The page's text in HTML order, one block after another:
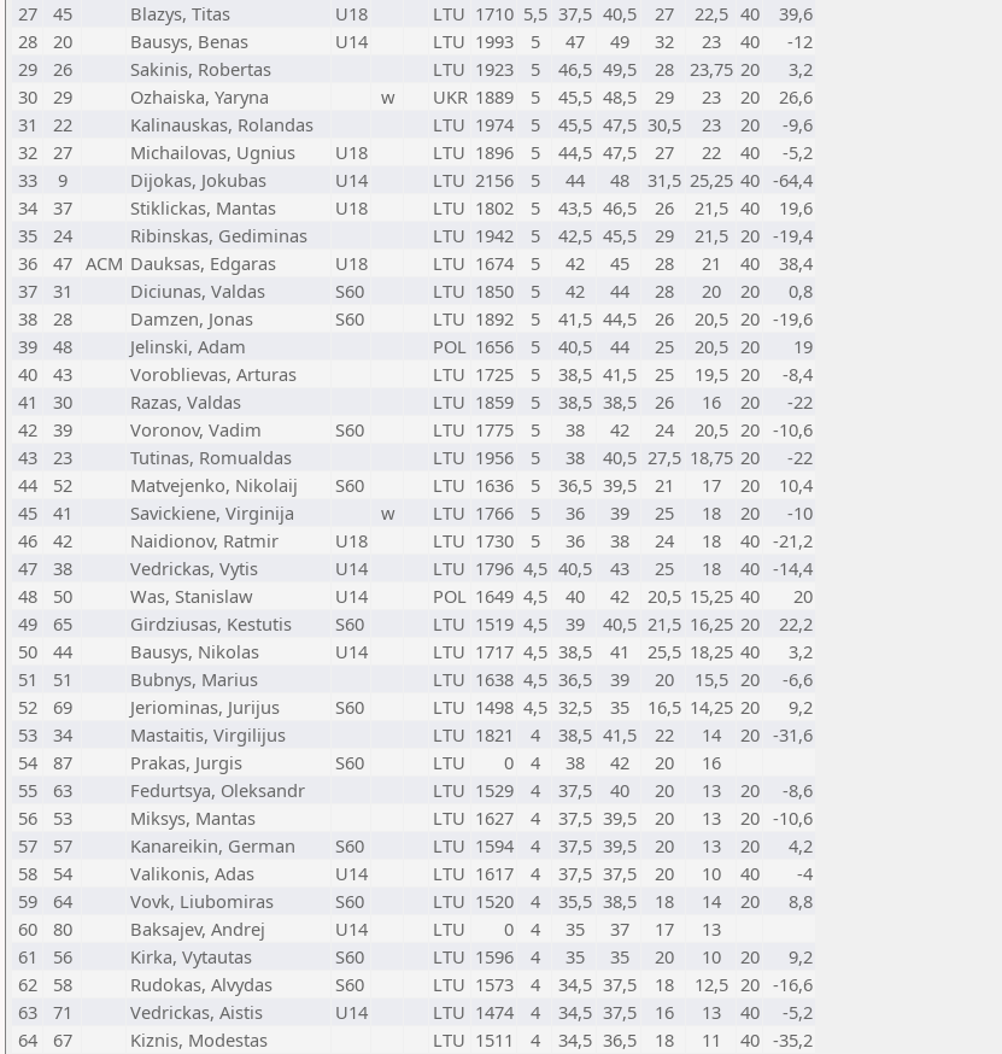
27
45 Blazys, Titas U18 LTU 1710 5,5 37,5 40,5 27 22,5 40
39,6
28
20 Bausys, Benas U14 LTU 1993 5 47 49 32 23 40
-12
29
26 Sakinis, Robertas LTU 1923 5 46,5 49,5 28 23,75 20
3,2
30
29 Ozhaiska, Yaryna w UKR 1889 5 45,5 48,5 29 23 20
26,6
31
22 Kalinauskas, Rolandas LTU 1974 5 45,5 47,5 30,5 23 20
-9,6
32
27 Michailovas, Ugnius U18 LTU 1896 5 44,5 47,5 27 22 40
-5,2
33
9 Dijokas, Jokubas U14 LTU 2156 5 44 48 31,5 25,25 40 -64,4
34
37 Stiklickas, Mantas U18 LTU 1802 5 43,5 46,5 26 21,5 40
19,6
35
24 Ribinskas, Gediminas LTU 1942 5 42,5 45,5 29 21,5 20 -19,4
36
47 ACM Dauksas, Edgaras U18 LTU 1674 5 42 45 28 21 40
38,4
37
31 Diciunas, Valdas S60 LTU 1850 5 42 44 28 20 20
0,8
38
28 Damzen, Jonas S60 LTU 1892 5 41,5 44,5 26 20,5 20 -19,6
39
48 Jelinski, Adam POL 1656 5 40,5 44 25 20,5 20
19
40
43 Voroblievas, Arturas LTU 1725 5 38,5 41,5 25 19,5 20
-8,4
41
30 Razas, Valdas LTU 1859 5 38,5 38,5 26 16 20
-22
42
39 Voronov, Vadim S60 LTU 1775 5 38 42 24 20,5 20 -10,6
43
23 Tutinas, Romualdas LTU 1956 5 38 40,5 27,5 18,75 20
-22
44
52 Matvejenko, Nikolaij S60 LTU 1636 5 36,5 39,5 21 17 20
10,4
45
41 Savickiene, Virginija w LTU 1766 5 36 39 25 18 20
-10
46
42 Naidionov, Ratmir U18 LTU 1730 5 36 38 24 18 40 -21,2
47
38 Vedrickas, Vytis U14 LTU 1796 4,5 40,5 43 25 18 40 -14,4
48
50 Was, Stanislaw U14 POL 1649 4,5 40 42 20,5 15,25 40
20
49
65 Girdziusas, Kestutis S60 LTU 1519 4,5 39 40,5 21,5 16,25 20
22,2
50
44 Bausys, Nikolas U14 LTU 1717 4,5 38,5 41 25,5 18,25 40
3,2
51
51 Bubnys, Marius LTU 1638 4,5 36,5 39 20 15,5 20
-6,6
52
69 Jeriominas, Jurijus S60 LTU 1498 4,5 32,5 35 16,5 14,25 20
9,2
53
34 Mastaitis, Virgilijus LTU 1821 4 38,5 41,5 22 14 20 -31,6
54
87 Prakas, Jurgis S60 LTU 0 4 38 42 20
16
55
63 Fedurtsya, Oleksandr LTU 1529 4 37,5 40 20 13 20
-8,6
56
53 Miksys, Mantas LTU 1627 4 37,5 39,5 20 13 20 -10,6
57
57 Kanareikin, German S60 LTU 1594 4 37,5 39,5 20 13 20
4,2
58
54 Valikonis, Adas U14 LTU 1617 4 37,5 37,5 20 10 40
-4
59
64 Vovk, Liubomiras S60 LTU 1520 4 35,5 38,5 18 14 20
8,8
60
80 Baksajev, Andrej U14 LTU 0 4 35 37 17
13
61
56 Kirka, Vytautas S60 LTU 1596 4 35 35 20 10 20
9,2
62
58 Rudokas, Alvydas S60 LTU 1573 4 34,5 37,5 18 12,5 20 -16,6
63
71 Vedrickas, Aistis U14 LTU 1474 4 34,5 37,5 16 13 40
-5,2
64
67 Kiznis, Modestas LTU 1511 4 34,5 36,5 18 11 40 -35,2